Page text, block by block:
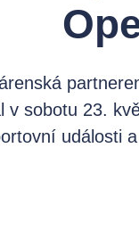
v sobotu 23.
události